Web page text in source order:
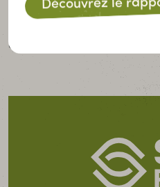
1,90 dollar par jour et se
cause de la faim.
Découvrez le